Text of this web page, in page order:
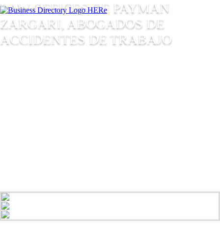
LAW OFFICES OF PAYMAN
ZARGARI, ABOGADOS DE
ACCIDENTES DE TRABAJO